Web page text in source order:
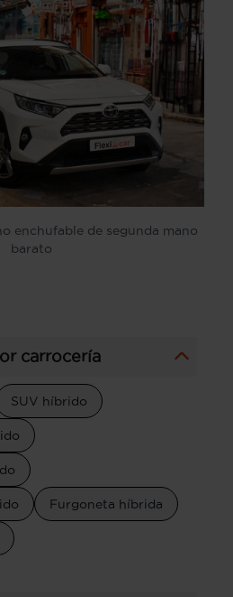
enchufable de segunda mano
barato
carrocería
SUV híbrido
Furgoneta híbrida